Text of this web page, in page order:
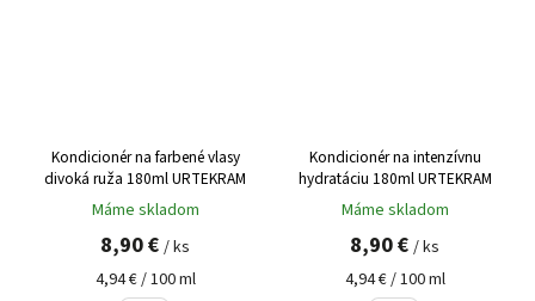
Kondicionér na farbené vlasy
divoká ruža 180ml URTEKRAM
Máme skladom
8,90 € / ks
4,94 € / 100 ml
Kondicionér na intenzívnu
hydratáciu 180ml URTEKRAM
Máme skladom
8,90 € / ks
4,94 € / 100 ml